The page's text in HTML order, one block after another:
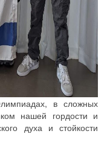
в сложных
нашей гордости и
духа и стойкости